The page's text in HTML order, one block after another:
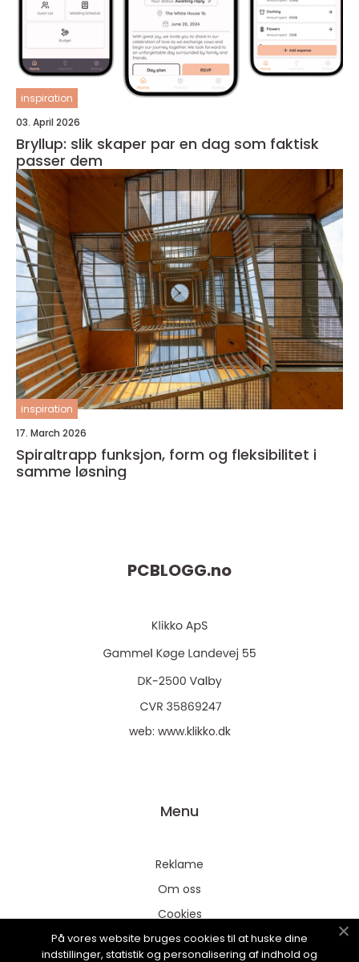
inspiration
03. April 2026
Bryllup: slik skaper par en dag som faktisk
passer dem
inspiration
17. March 2026
Spiraltrapp funksjon, form og fleksibilitet i
samme løsning
PCBLOGG.no
web: www.klikko.dk
Menu
Reklame
Om oss
Cookies
Kontakt Oss
På vores website bruges cookies til at huske dine
indstillinger, statistik og personalisering af indhold og